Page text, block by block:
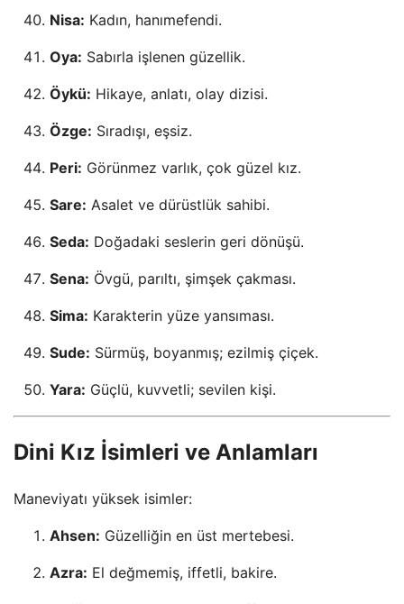
Nisa: Kadın, hanımefendi.
Oya: Sabırla işlenen güzellik.
Öykü: Hikaye, anlatı, olay dizisi.
Özge: Sıradışı, eşsiz.
Peri: Görünmez varlık, çok güzel kız.
Sare: Asalet ve dürüstlük sahibi.
Seda: Doğadaki seslerin geri dönüşü.
Sena: Övgü, parıltı, şimşek çakması.
Sima: Karakterin yüze yansıması.
Sude: Sürmüş, boyanmış; ezilmiş çiçek.
Yara: Güçlü, kuvvetli; sevilen kişi.
Dini Kız İsimleri ve Anlamları
Maneviyatı yüksek isimler:
Ahsen: Güzelliğin en üst mertebesi.
Azra: El değmemiş, iffetli, bakire.